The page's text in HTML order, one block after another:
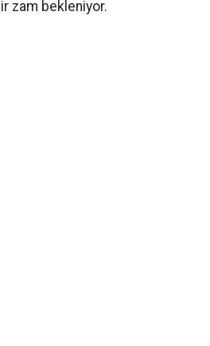
zam bekleniyor.